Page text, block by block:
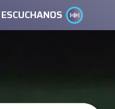
ESCUCHANOS